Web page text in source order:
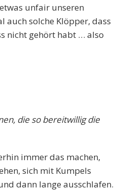
unfair unseren
auch solche Klöpper, dass
nicht gehört habt … also
die so bereitwillig die
immer das machen,
sich mit Kumpels
dann lange ausschlafen.